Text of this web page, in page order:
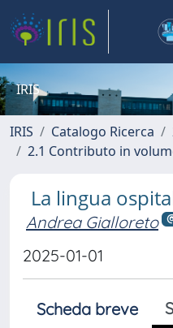
IRIS
IRIS Catalogo Ricerca
2.1 Contributo in
La lingua
Andrea Gialloreto
2025-01-01
Scheda breve